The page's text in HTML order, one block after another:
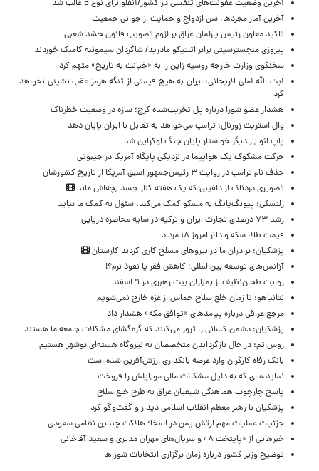
آخرین وضعیت عفونت‌های تنفسی در کشور/آنفلوانزای نوع B غالب شد
آخرین آمار مجردها، سن ازدواج و حمایت از جوانی جمعیت
تاکید معاون رئیس پارلمان عراق بر لزوم تصویب قانون حشد شعبی
پیروزی منچسترسیتی برابر اتلتیکو مادرید/ شاگردان سیموئنه کامبک خوردند
سخنگوی وزارت خارجه روسیه ژاپن را به «خیانت به تاریخ» متهم کرد
آیت الله آملی لاریجانی: ایران به هیچ قیمتی از تنگه هرمز عقب نشینی نخواهد
کرد
هشدار عضو شورا درباره پل تخریب‌شده کرج؛ سازه در وضعیت خطرناک
وال‌ استریت ژورنال: ترامپ می‌خواهد به تقابل با ایران پایان دهد
پاپ لئو بار دیگر خواستار پایان جنگ اوکراین شد
حرکت مشکوک یک هواپیما در نزدیکی پایگاه آمریکا در جیبوتی
حذف نام ترامپ در روایت ۳ رئیس‌جمهور اسبق آمریکا از تاریخ کشورشان
تصویری دردناک از دلفینی که یک هفته کنار جسد بچه‌اش ماند
زلنسکی: پیونگ‌یانگ به مسکو کمک می‌کند، سئول به کمک ما بیاید
رشد ۷۳ درصدی تجارت ایران و ترکیه در سایه محاصره دریایی
قیمت طلا، سکه و دلار امروز ۱۸ مرداد
پزشکیان: برادران ما در نیروهای مسلح کاری کردند کارستان
آژانس‌های توسعه بین‌المللی؛ کاهش فقر یا نفوذ نرم؟!
روایت طحان‌نظیف از بمباران بیت رهبری در ۹ اسفند
نتانیاهو: تا زمان خلع سلاح حماس از غزه خارج نمی‌شویم
مرجع عراقی درباره پیامدهای «توافق مکه» هشدار داد
پزشکیان: دشمن کسانی را ترور می‌کنند که گره‌گشای مشکلات جامعه ما هستند
روس‌اتم: در حال بازگرداندن متخصصان به نیروگاه هسته‌ای بوشهر هستیم
بانک رفاه کارگران وارد عرصه بانکداری ارزش‌آفرین شده است
نماینده ای که به دلیل مشکلات مالی موبایلش را فروخت
پاسخ چارچوب هماهنگی شیعیان عراق به طرح خلع سلاح
پزشکیان با رهبر معظم انقلاب اسلامی دیدار و گفت‌وگو کرد
جزئیات عملیات مهم ارتش یمن در المخا؛ هلاکت چندین نظامی سعودی
خبرهایی از «پایتخت ۸» و سریال‌های مهران مدیری و سعید آقاخانی
توضیح وزیر کشور درباره زمان برگزاری انتخابات شوراها